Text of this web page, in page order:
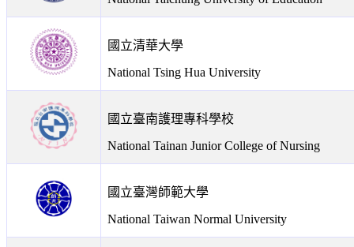
國立清華大學
National Tsing Hua University
國立臺南護理專科學校
National Tainan Junior College of Nursing
國立臺灣師範大學
National Taiwan Normal University